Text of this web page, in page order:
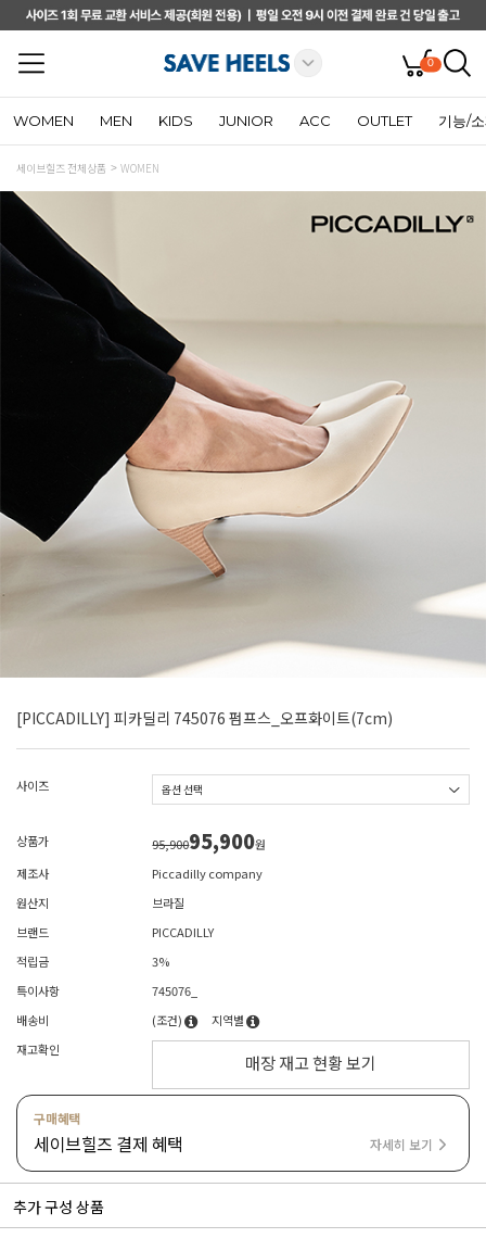
0
WOMEN MEN KIDS JUNIOR ACC OUTLET 기능/
세이브힐즈 전체상품 WOMEN
[PICCADILLY] 피카딜리 745076 펌프스_오프화이트(7cm)
사이즈
상품가 95,90095,900원
제조사
Piccadilly company
원산지
브라질
브랜드
PICCADILLY
적립금
3%
특이사항
745076_
배송비
(조건)
지역별
재고확인
매장 재고 현황 보기
구매혜택
세이브힐즈 결제 혜택 자세히 보기
추가 구성 상품